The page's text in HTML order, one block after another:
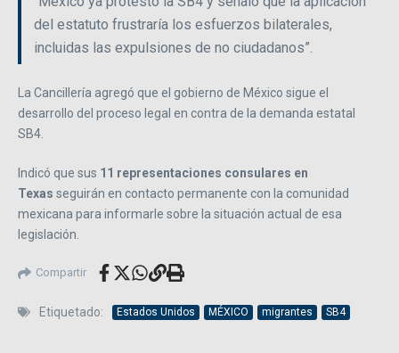
del estatuto frustraría los esfuerzos bilaterales,
incluidas las expulsiones de no ciudadanos”.
La Cancillería agregó que el gobierno de México sigue el
desarrollo del proceso legal en contra de la demanda estatal
SB4.
Indicó que sus 11 representaciones consulares en
Texas seguirán en contacto permanente con la comunidad
mexicana para informarle sobre la situación actual de esa
legislación.
Compartir
Etiquetado: Estados Unidos MÉXICO migrantes SB4